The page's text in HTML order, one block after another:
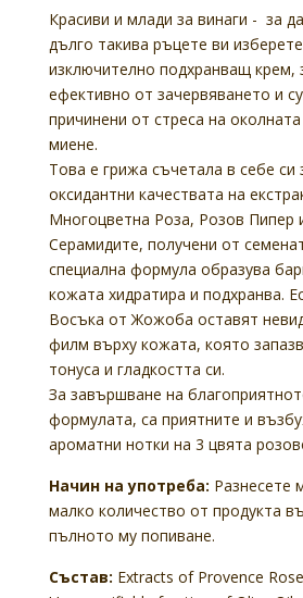
Красиви и млади за винаги - за
дълго такива ръцете ви
изключително подхранващ крем,
ефективно от зачервяването и
причинени от стреса на
миене.
Това е грижа съчетала в себе си
оксидантни качествата на
Многоцветна Роза, Розов Пипер
Серамидите, получени от
специална формула образува
кожата хидратира и подхранва.
Восъка от Жожоба оставят
филм върху кожата, която
тонуса и гладкостта си.
За завършване на
формулата, са приятните и
ароматни нотки на 3 цвята
Начин на употреба: Разнесете
малко количество от продукта
пълното му попиване.
Състав: Extracts of Provence